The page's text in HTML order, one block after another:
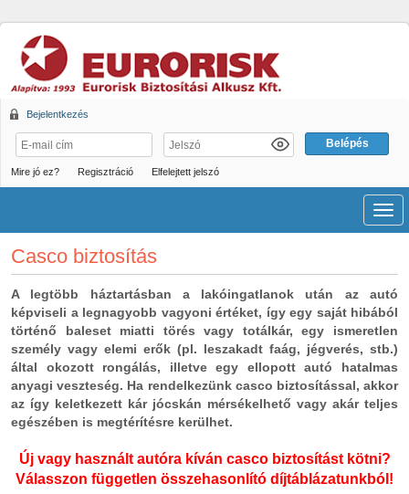
Bejelentkezés
Mire jó ez? Regisztráció Elfelejtett jelszó
Casco biztosítás
A legtöbb háztartásban a lakóingatlanok után az autó
képviseli a legnagyobb vagyoni értéket, így egy saját hibából
történő baleset miatti törés vagy totálkár, egy ismeretlen
személy vagy elemi erők (pl. leszakadt faág, jégverés, stb.)
által okozott rongálás, illetve egy ellopott autó hatalmas
anyagi veszteség. Ha rendelkezünk casco biztosítással, akkor
az így keletkezett kár jócskán mérsékelhető vagy akár teljes
egészében is megtérítésre kerülhet.
Új vagy használt autóra kíván casco biztosítást kötni?
Válasszon független összehasonlító díjtáblázatunkból!